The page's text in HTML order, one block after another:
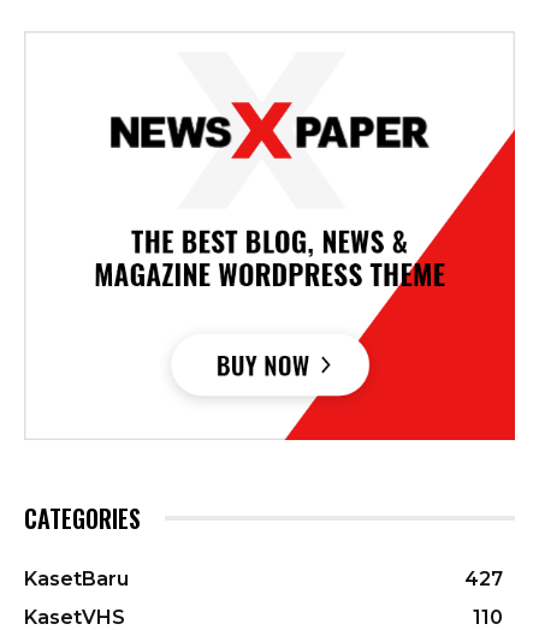
CATEGORIES
KasetBaru
427
KasetVHS
110